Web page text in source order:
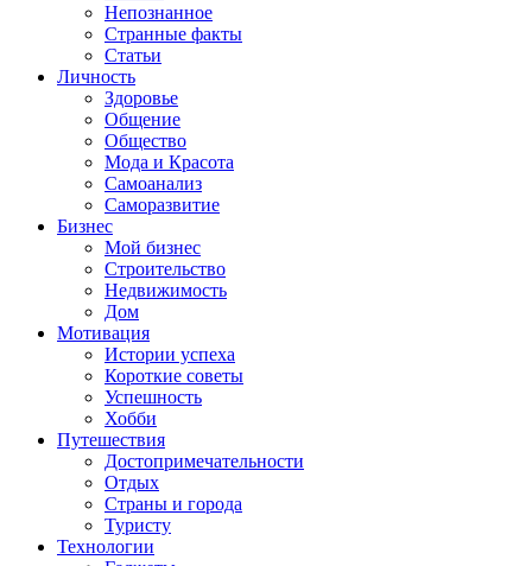
Непознанное
Странные факты
Статьи
Личность
Здоровье
Общение
Общество
Мода и Красота
Самоанализ
Саморазвитие
Бизнес
Мой бизнес
Строительство
Недвижимость
Дом
Мотивация
Истории успеха
Короткие советы
Успешность
Хобби
Путешествия
Достопримечательности
Отдых
Страны и города
Туристу
Технологии